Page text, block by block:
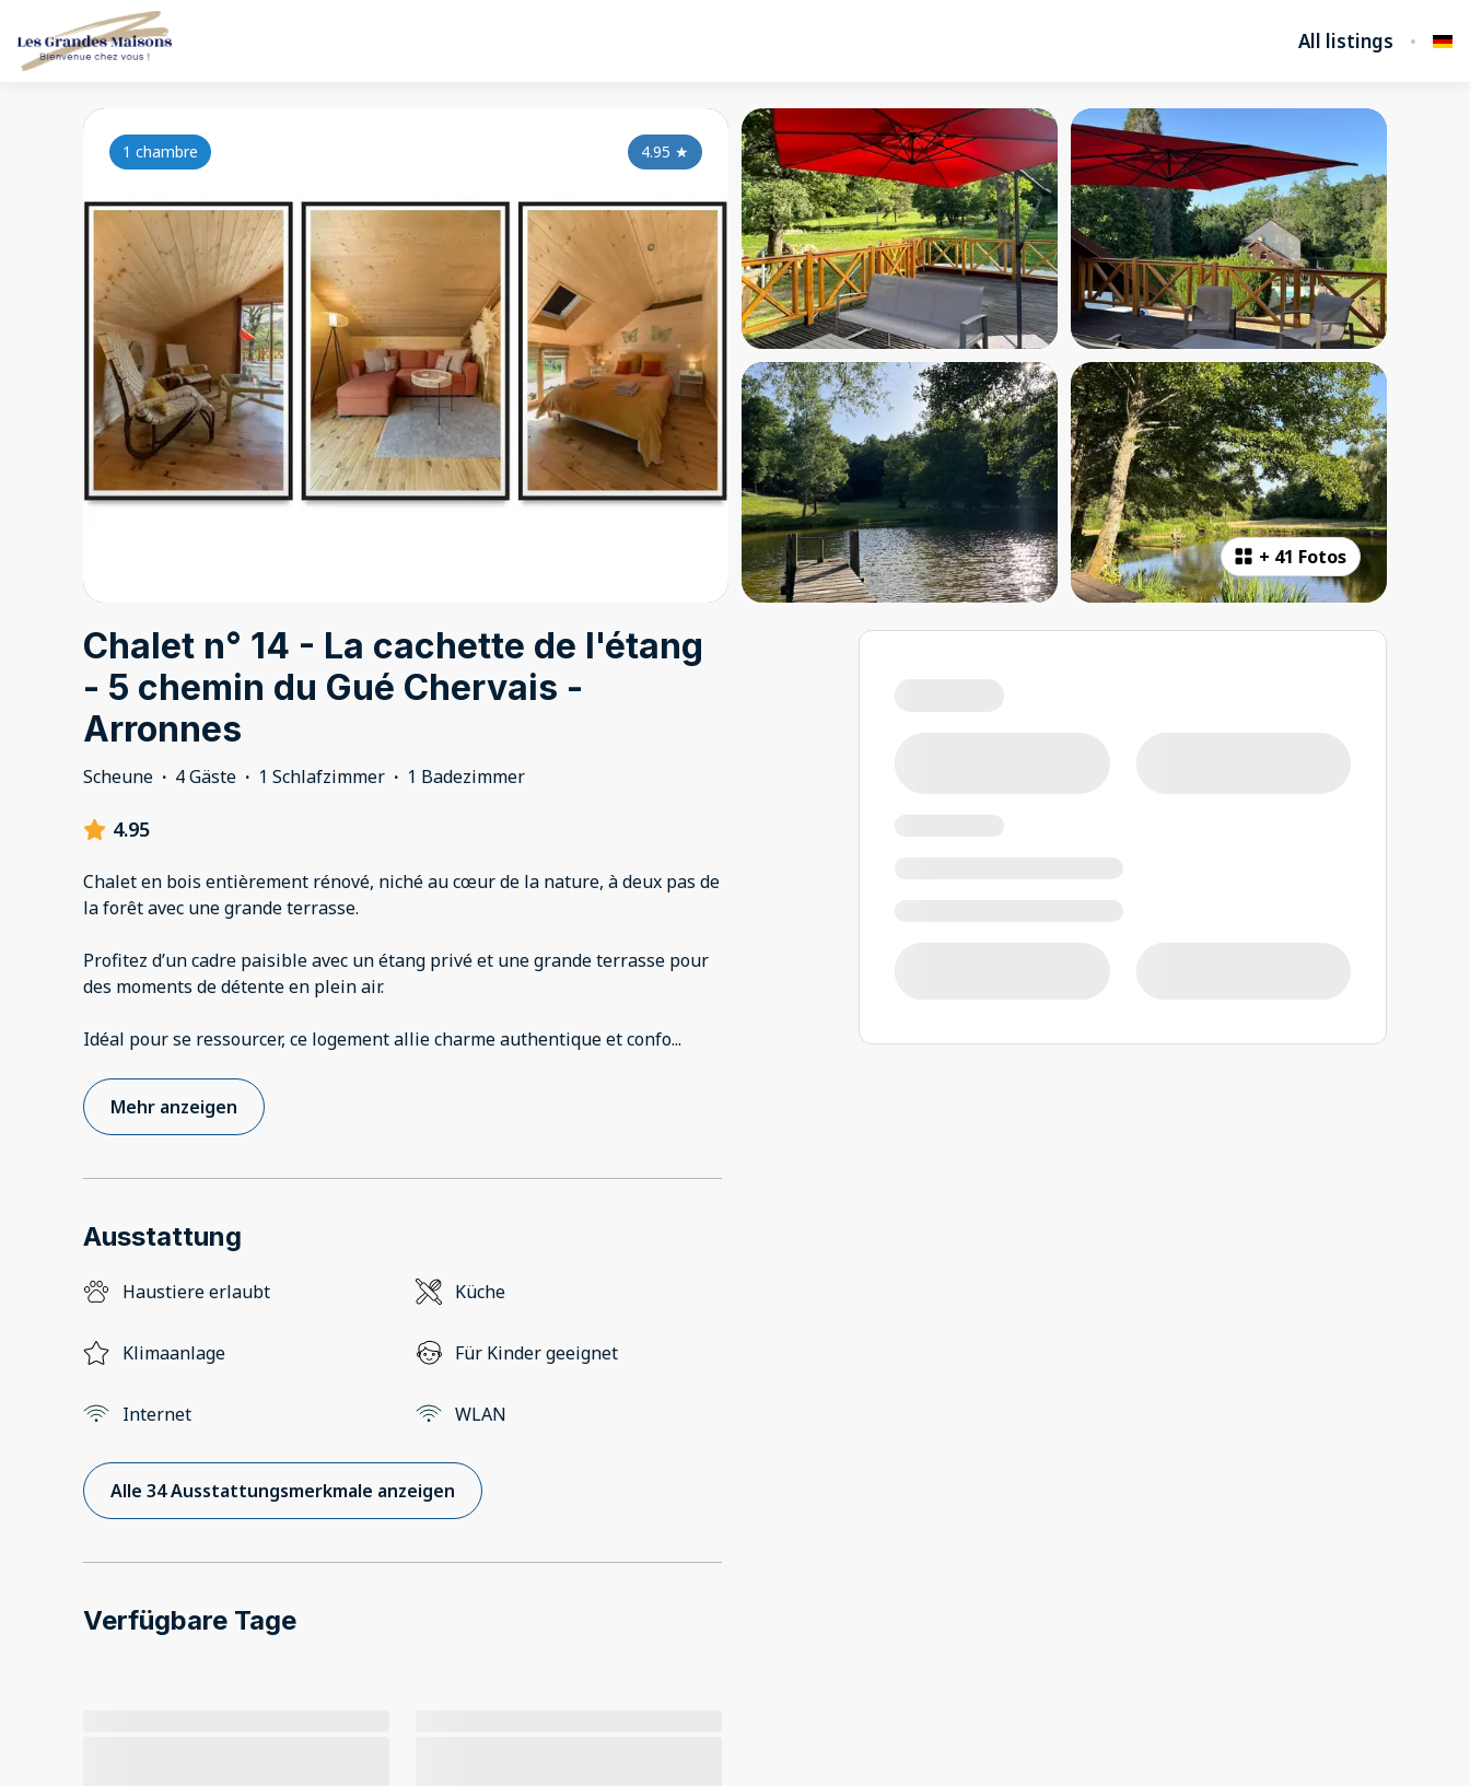
All listings
+ 41 Fotos
4.95 ★
1 chambre
Chalet n° 14 - La cachette de l'étang
- 5 chemin du Gué Chervais -
Arronnes
Scheune · 4 Gäste · 1 Schlafzimmer · 1 Badezimmer
4.95
Chalet en bois entièrement rénové, niché au cœur de la nature, à deux pas de
la forêt avec une grande terrasse.
Profitez d’un cadre paisible avec un étang privé et une grande terrasse pour
des moments de détente en plein air.
Idéal pour se ressourcer, ce logement allie charme authentique et confo...
Mehr anzeigen
Ausstattung
Haustiere erlaubt Küche
Klimaanlage Für Kinder geeignet
Internet WLAN
Alle 34 Ausstattungsmerkmale anzeigen
Verfügbare Tage